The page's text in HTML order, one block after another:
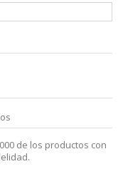
de los productos con